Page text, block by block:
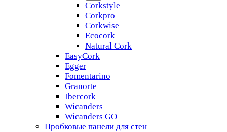
Corkstyle
Corkpro
Corkwise
Ecocork
Natural Cork
EasyCork
Egger
Fomentarino
Granorte
Ibercork
Wicanders
Wicanders GO
Пробковые панели для стен